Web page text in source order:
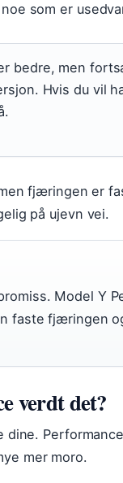
som er
bedre, men
Hvis du vil
fjæringen er
på ujevn vei.
Model Y
faste fjæringen
verdt det?
dine.
mer moro.